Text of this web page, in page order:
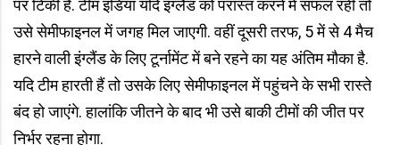
पर टिकी है. टीम इंडिया यदि इंग्लैंड को परास्त करने में सफल रही तो
उसे सेमीफाइनल में जगह मिल जाएगी. वहीं दूसरी तरफ, 5 में से 4 मैच
हारने वाली इंग्लैंड के लिए टूर्नामेंट में बने रहने का यह अंतिम मौका है.
यदि टीम हारती हैं तो उसके लिए सेमीफाइनल में पहुंचने के सभी रास्ते
बंद हो जाएंगे. हालांकि जीतने के बाद भी उसे बाकी टीमों की जीत पर
निर्भर रहना होगा.